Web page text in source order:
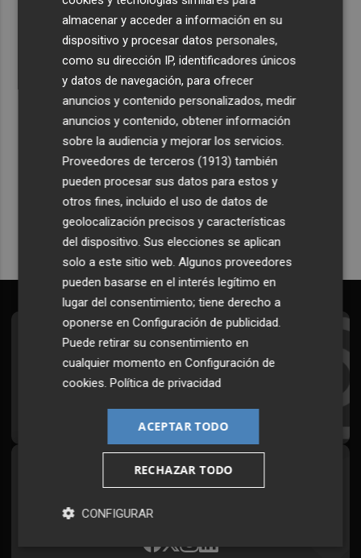
Pepelu: "Hasta la expulsión hemos trabajado como
hemos entrenado"
Recibe toda la actualidad de
Plaza Podcast en tu correo
Quiero suscribirme
Suscríbete al Boletín
Todos los días a primera hora en tu email
¡Quiero suscribirme!
Síguenos en redes
Plaza Podcast, desde cualquier medio
almacenar y acceder a información en su
dispositivo y procesar datos personales,
como su dirección IP, identificadores únicos
y datos de navegación, para ofrecer
anuncios y contenido personalizados, medir
anuncios y contenido, obtener información
sobre la audiencia y mejorar los servicios.
Proveedores de terceros (1913) también
pueden procesar sus datos para estos y
otros fines, incluido el uso de datos de
geolocalización precisos y características
del dispositivo. Sus elecciones se aplican
solo a este sitio web. Algunos proveedores
pueden basarse en el interés legítimo en
lugar del consentimiento; tiene derecho a
oponerse enConfiguración de publicidad.
Puede retirar su consentimiento en
cualquier momento enConfiguración de
cookies.Política de privacidad
ACEPTAR TODO
RECHAZAR TODO
CONFIGURAR